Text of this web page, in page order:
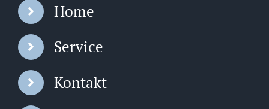
Home
Service
Kontakt